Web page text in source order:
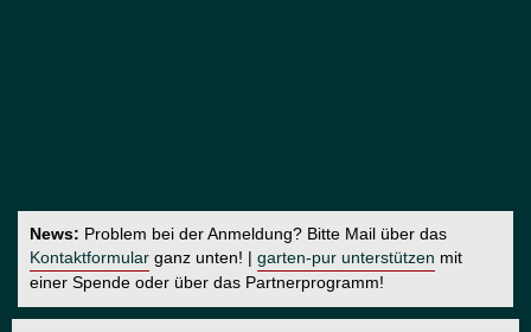
News: Problem bei der Anmeldung? Bitte Mail über das
Kontaktformular ganz unten! | garten-pur unterstützen mit
einer Spende oder über das Partnerprogramm!